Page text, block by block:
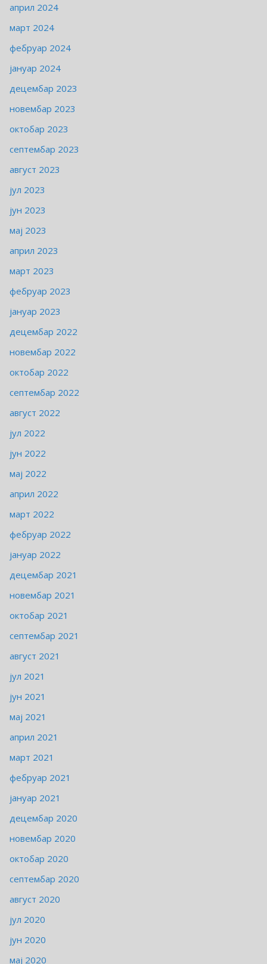
април 2024
март 2024
фебруар 2024
јануар 2024
децембар 2023
новембар 2023
октобар 2023
септембар 2023
август 2023
јул 2023
јун 2023
мај 2023
април 2023
март 2023
фебруар 2023
јануар 2023
децембар 2022
новембар 2022
октобар 2022
септембар 2022
август 2022
јул 2022
јун 2022
мај 2022
април 2022
март 2022
фебруар 2022
јануар 2022
децембар 2021
новембар 2021
октобар 2021
септембар 2021
август 2021
јул 2021
јун 2021
мај 2021
април 2021
март 2021
фебруар 2021
јануар 2021
децембар 2020
новембар 2020
октобар 2020
септембар 2020
август 2020
јул 2020
јун 2020
мај 2020